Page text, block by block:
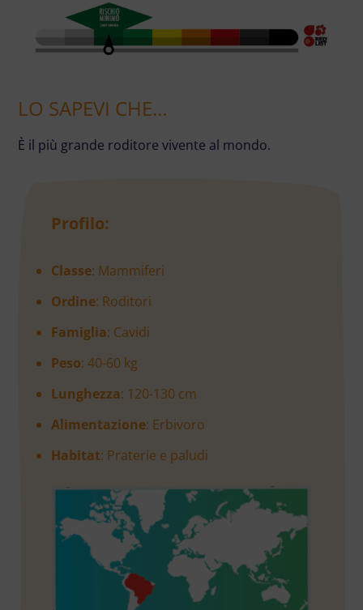
LO SAPEVI CHE…
È il più grande roditore vivente al mondo.
Profilo:
Classe: Mammiferi
Ordine: Roditori
Famiglia: Cavidi
Peso: 40-60 kg
Lunghezza: 120-130 cm
Alimentazione: Erbivoro
Habitat: Praterie e paludi